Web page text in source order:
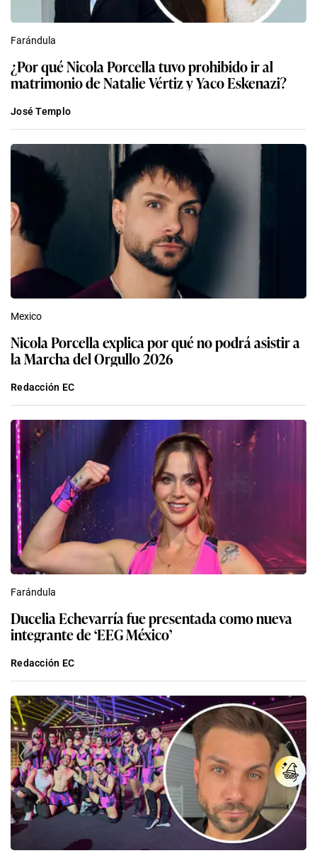
Farándula
¿Por qué Nicola Porcella tuvo prohibido ir al
matrimonio de Natalie Vértiz y Yaco Eskenazi?
José Templo
Mexico
Nicola Porcella explica por qué no podrá asistir a
la Marcha del Orgullo 2026
Redacción EC
Farándula
Ducelia Echevarría fue presentada como nueva
integrante de ‘EEG México’
Redacción EC